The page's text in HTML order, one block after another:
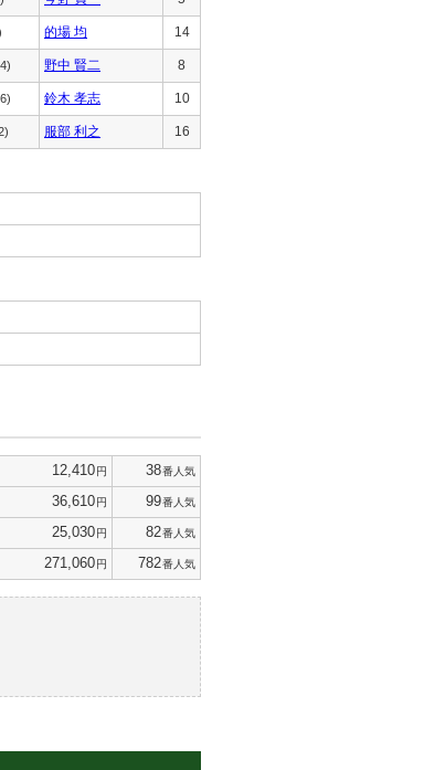
的場 均 14
野中 賢二 8
鈴木 孝志 10
服部 利之 16
12,410円 38番人気
36,610円 99番人気
25,030円 82番人気
271,060円 782番人気